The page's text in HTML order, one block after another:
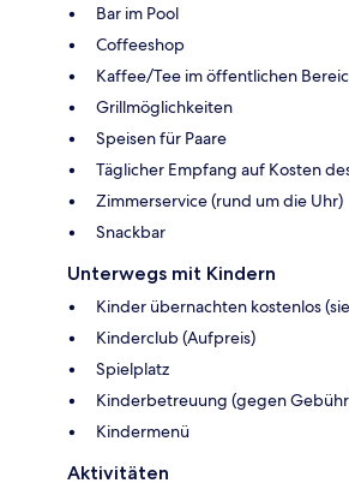
Bar im Pool
Coffeeshop
Kaffee/Tee im öffentlichen
Grillmöglichkeiten
Speisen für Paare
Täglicher Empfang auf Kosten
Zimmerservice (rund um die Uhr)
Snackbar
Unterwegs mit Kindern
Kinder übernachten kostenlos
Kinderclub (Aufpreis)
Spielplatz
Kinderbetreuung (gegen
Kindermenü
Aktivitäten